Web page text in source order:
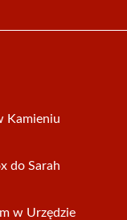
Kamieniu
do Sarah
w Urzędzie